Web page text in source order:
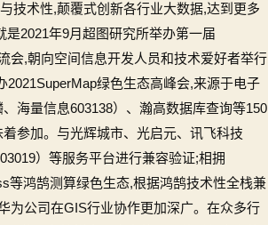
答）
技术性,颠覆式创新各行业大数据,达到更多
是2021年9月超图研究所举办第一届
会,朝向空间信息开发人员和技术爱好者举行
2021SuperMap绿色生态高峰会,来源于电子
海量信息603138）、瀚高数据库查询等150
参加。与光辉城市、光启元、讯飞科技
）等服务平台进行兼容验证;相拥
等鸿鹄测算绿色生态,根据鸿鹄技术性全栈兼
为公司在GIS行业协作更加深广。在众多行